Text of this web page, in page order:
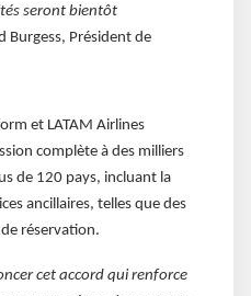
seront bientôt
Burgess, Président de
et LATAM Airlines
complète à des milliers
de 120 pays, incluant la
ancillaires, telles que des
réservation.
cet accord qui renforce